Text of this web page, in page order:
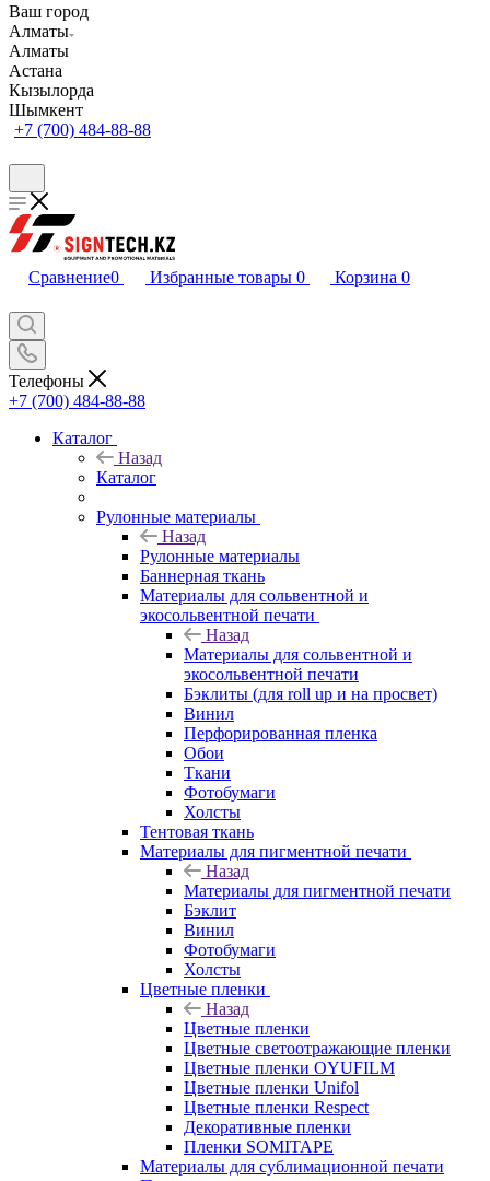
Ваш город
Алматы
Алматы
Астана
Кызылорда
Шымкент
+7 (700) 484-88-88
Сравнение0 Избранные товары 0 Корзина 0
Телефоны
+7 (700) 484-88-88
Каталог
Назад
Каталог
Рулонные материалы
Назад
Рулонные материалы
Баннерная ткань
Материалы для сольвентной и
экосольвентной печати
Назад
Материалы для сольвентной и
экосольвентной печати
Бэклиты (для roll up и на просвет)
Винил
Перфорированная пленка
Обои
Ткани
Фотобумаги
Холсты
Тентовая ткань
Материалы для пигментной печати
Назад
Материалы для пигментной печати
Бэклит
Винил
Фотобумаги
Холсты
Цветные пленки
Назад
Цветные пленки
Цветные светоотражающие пленки
Цветные пленки OYUFILM
Цветные пленки Unifol
Цветные пленки Respect
Декоративные пленки
Пленки SOMITAPE
Материалы для сублимационной печати